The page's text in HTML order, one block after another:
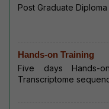
Post Graduate
Hands-on Training
Five days Hands-
Transcriptome